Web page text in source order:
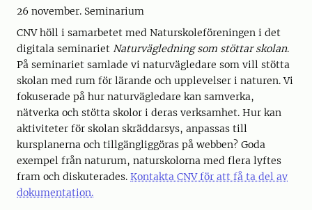
26 november. Seminarium
CNV höll i samarbetet med Naturskoleföreningen i det
digitala seminariet Naturvägledning som stöttar skolan.
På seminariet samlade vi naturvägledare som vill stötta
skolan med rum för lärande och upplevelser i naturen. Vi
fokuserade på hur naturvägledare kan samverka,
nätverka och stötta skolor i deras verksamhet. Hur kan
aktiviteter för skolan skräddarsys, anpassas till
kursplanerna och tillgängliggöras på webben? Goda
exempel från naturum, naturskolorna med flera lyftes
fram och diskuterades. Kontakta CNV för att få ta del av
dokumentation.